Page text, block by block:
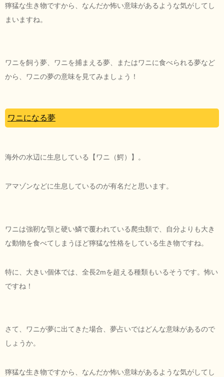
獰猛な生き物ですから、なんだか怖い意味があるような気がしてし
まいますね。
ワニを飼う夢、ワニを捕まえる夢、またはワニに食べられる夢など
から、ワニの夢の意味を見てみましょう！
ワニになる夢
海外の水辺に生息している【ワニ（鰐）】。
アマゾンなどに生息しているのが有名だと思います。
ワニは強靭な顎と硬い鱗で覆われている爬虫類で、自分よりも大き
な動物を食べてしまうほど獰猛な性格をしている生き物ですね。
特に、大きい個体では、全長2mを超える種類もいるそうです。怖い
ですね！
さて、ワニが夢に出てきた場合、夢占いではどんな意味があるので
しょうか。
獰猛な生き物ですから、なんだか怖い意味があるような気がしてし